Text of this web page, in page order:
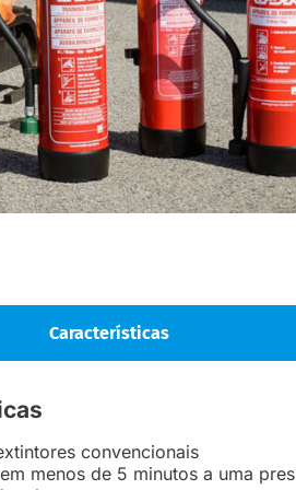
Características
convencionais
menos de 5 minutos a uma